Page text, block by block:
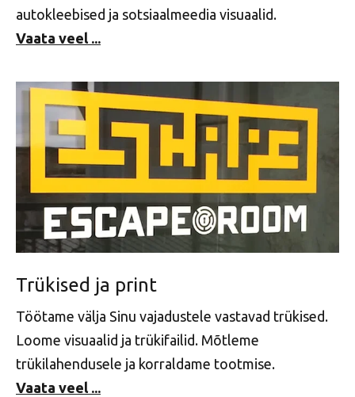
autokleebised ja sotsiaalmeedia visuaalid.
Vaata veel ...
Trükised ja print
Töötame välja Sinu vajadustele vastavad trükised.
Loome visuaalid ja trükifailid. Mõtleme
trükilahendusele ja korraldame tootmise.
Vaata veel ...